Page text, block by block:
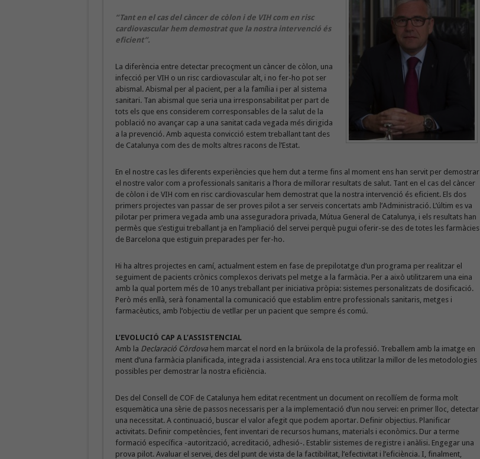
“Tant en el cas del càncer de còlon i de VIH com en risc
cardiovascular hem demostrat que la nostra intervenció és
eficient”.
La diferència entre detectar precoçment un càncer de còlon, una
infecció per VIH o un risc cardiovascular alt, i no fer-ho pot ser
abismal. Abismal per al pacient, per a la família i per al sistema
sanitari. Tan abismal que seria una irresponsabilitat per part de
tots els que ens considerem corresponsables de la salut de la
població no avançar cap a una sanitat cada vegada més dirigida
a la prevenció. Amb aquesta convicció estem treballant tant des
de Catalunya com des de molts altres racons de l’Estat.
En el nostre cas les diferents experiències que hem dut a terme fins al moment ens han servit per demostrar
el nostre valor com a professionals sanitaris a l’hora de millorar resultats de salut. Tant en el cas del càncer
de còlon i de VIH com en risc cardiovascular hem demostrat que la nostra intervenció és eficient. Els dos
primers projectes van passar de ser proves pilot a ser serveis concertats amb l’Administració. L’últim es va
pilotar per primera vegada amb una asseguradora privada, Mútua General de Catalunya, i els resultats han
permès que s’estigui treballant ja en l’ampliació del servei perquè pugui oferir-se des de totes les farmàcies
de Barcelona que estiguin preparades per fer-ho.
Hi ha altres projectes en camí, actualment estem en fase de prepilotatge d’un programa per realitzar el
seguiment de pacients crònics complexos derivats pel metge a la farmàcia. Per a això utilitzarem una eina
amb la qual portem més de 10 anys treballant per iniciativa pròpia: sistemes personalitzats de dosificació.
Però més enllà, serà fonamental la comunicació que establim entre professionals sanitaris, metges i
farmacèutics, amb l’objectiu de vetllar per un pacient que sempre és comú.
L’EVOLUCIÓ CAP A L’ASSISTENCIAL
Amb la Declaració Còrdovahem marcat el nord en la brúixola de la professió. Treballem amb la imatge en
ment d’una farmàcia planificada, integrada i assistencial. Ara ens toca utilitzar la millor de les metodologies
possibles per demostrar la nostra eficiència.
Des del Consell de COF de Catalunya hem editat recentment un document on recollíem de forma molt
esquemàtica una sèrie de passos necessaris per a la implementació d’un nou servei: en primer lloc, detectar
una necessitat. A continuació, buscar el valor afegit que podem aportar. Definir objectius. Planificar
activitats. Definir competències, fent inventari de recursos humans, materials i econòmics. Dur a terme
formació específica -autorització, acreditació, adhesió-. Establir sistemes de registre i anàlisi. Engegar una
prova pilot. Avaluar el servei, des del punt de vista de la factibilitat, l’efectivitat i l’eficiència. I, finalment,